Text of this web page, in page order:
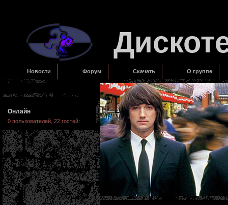
Новости Форум Скачать О группе
Онлайн
0 пользователей, 22 гостей: